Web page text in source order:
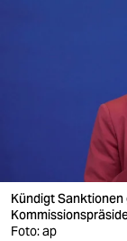
verlag
verlag
Kündigt
Foto: ap